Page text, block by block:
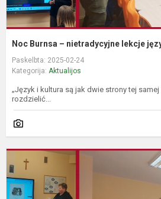
Noc Burnsa – nietradycyjne lekcje
Paskelbta: 2025-02-24
Kategorija: Aktualijos
„Język i kultura są jak dwie strony tej
rozdzielić...